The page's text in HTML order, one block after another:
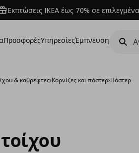
Εκπτώσεις IKEA έως 70% σε
ΠροσφορέςΥπηρεσίεςΈμπνευση
& καθρέφτες›Κορνίζες και πόστερ›Πόστερ